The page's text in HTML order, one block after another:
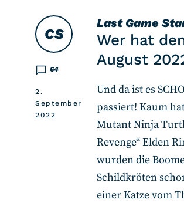
Last Game
Wer hat
August
CS
64
2.
September
2022
Und da ist es
passiert! Kaum
Mutant Ninja
Revenge“ Elden
wurden die
Schildkröten
einer Katze vom